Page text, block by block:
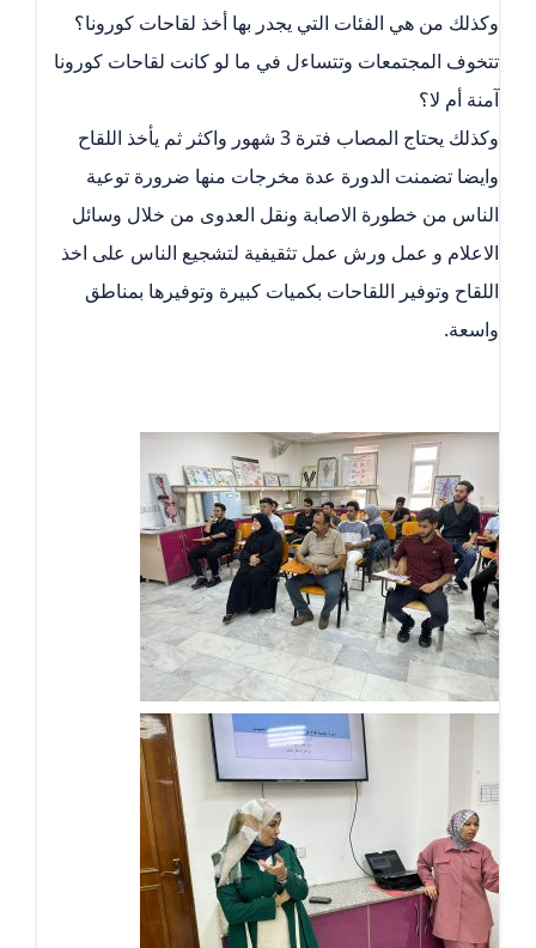
وكذلك من هي الفئات التي يجدر بها أخذ لقاحات كورونا؟
تتخوف المجتمعات وتتساءل في ما لو كانت لقاحات كورونا
آمنة أم لا؟
وكذلك يحتاج المصاب فترة 3 شهور واكثر ثم يأخذ اللقاح
وايضا تضمنت الدورة عدة مخرجات منها ضرورة توعية
الناس من خطورة الاصابة ونقل العدوى من خلال وسائل
الاعلام و عمل ورش عمل تثقيفية لتشجيع الناس على اخذ
اللقاح وتوفير اللقاحات بكميات كبيرة وتوفيرها بمناطق
واسعة.